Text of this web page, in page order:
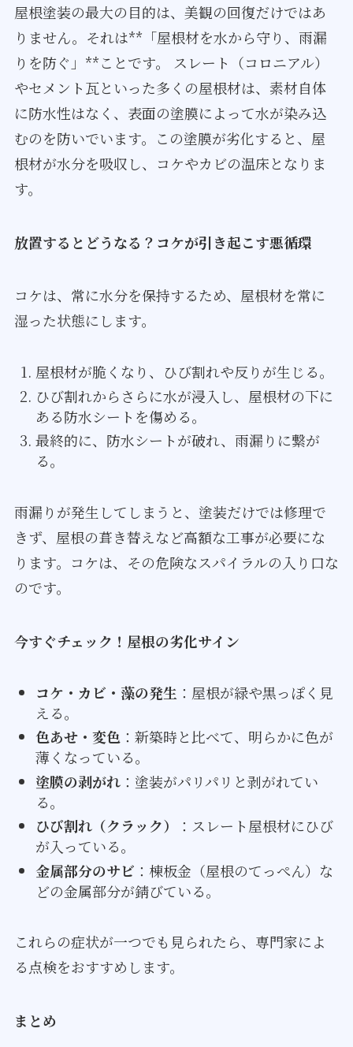
屋根塗装の最大の目的は、美観の回復だけではあ
りません。それは**「屋根材を水から守り、雨漏
りを防ぐ」**ことです。 スレート（コロニアル）
やセメント瓦といった多くの屋根材は、素材自体
に防水性はなく、表面の塗膜によって水が染み込
むのを防いでいます。この塗膜が劣化すると、屋
根材が水分を吸収し、コケやカビの温床となりま
す。
放置するとどうなる？コケが引き起こす悪循環
コケは、常に水分を保持するため、屋根材を常に
湿った状態にします。
屋根材が脆くなり、ひび割れや反りが生じる。
ひび割れからさらに水が浸入し、屋根材の下に
ある防水シートを傷める。
最終的に、防水シートが破れ、雨漏りに繋が
る。
雨漏りが発生してしまうと、塗装だけでは修理で
きず、屋根の葺き替えなど高額な工事が必要にな
ります。コケは、その危険なスパイラルの入り口な
のです。
今すぐチェック！屋根の劣化サイン
コケ・カビ・藻の発生 ：屋根が緑や黒っぽく見
える。
色あせ・変色：新築時と比べて、明らかに色が
薄くなっている。
塗膜の剥がれ：塗装がパリパリと剥がれてい
る。
ひび割れ（クラック）
：スレート屋根材にひび
が入っている。
金属部分のサビ ：棟板金（屋根のてっぺん）な
どの金属部分が錆びている。
これらの症状が一つでも見られたら、専門家によ
る点検をおすすめします。
まとめ